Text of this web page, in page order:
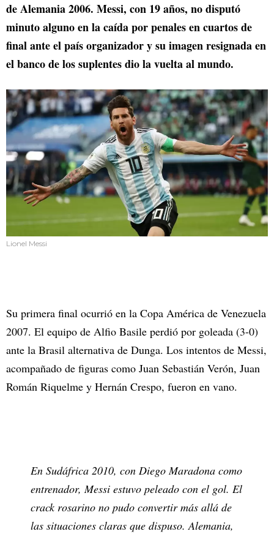
de Alemania 2006. Messi, con 19 años, no disputó
minuto alguno en la caída por penales en cuartos de
final ante el país organizador y su imagen resignada en
el banco de los suplentes dio la vuelta al mundo.
Lionel Messi
Su primera final ocurrió en la Copa América de Venezuela
2007. El equipo de Alfio Basile perdió por goleada (3-0)
ante la Brasil alternativa de Dunga. Los intentos de Messi,
acompañado de figuras como Juan Sebastián Verón, Juan
Román Riquelme y Hernán Crespo, fueron en vano.
En Sudáfrica 2010, con Diego Maradona como
entrenador, Messi estuvo peleado con el gol. El
crack rosarino no pudo convertir más allá de
las situaciones claras que dispuso. Alemania,